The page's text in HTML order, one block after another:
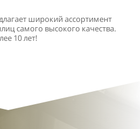
широкий ассортимент
самого высокого качества.
10 лет!